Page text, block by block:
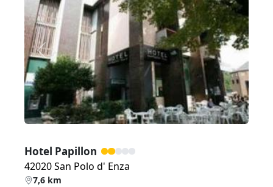
Zurück
Hotel Papillon
42020 San Polo d' Enza
7,6 km